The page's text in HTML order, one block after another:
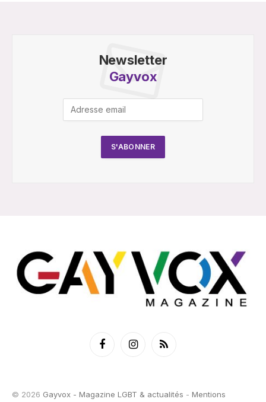
Newsletter
Gayvox
FacebookInstagramRSS
© 2026 Gayvox - Magazine LGBT & actualités - Mentions